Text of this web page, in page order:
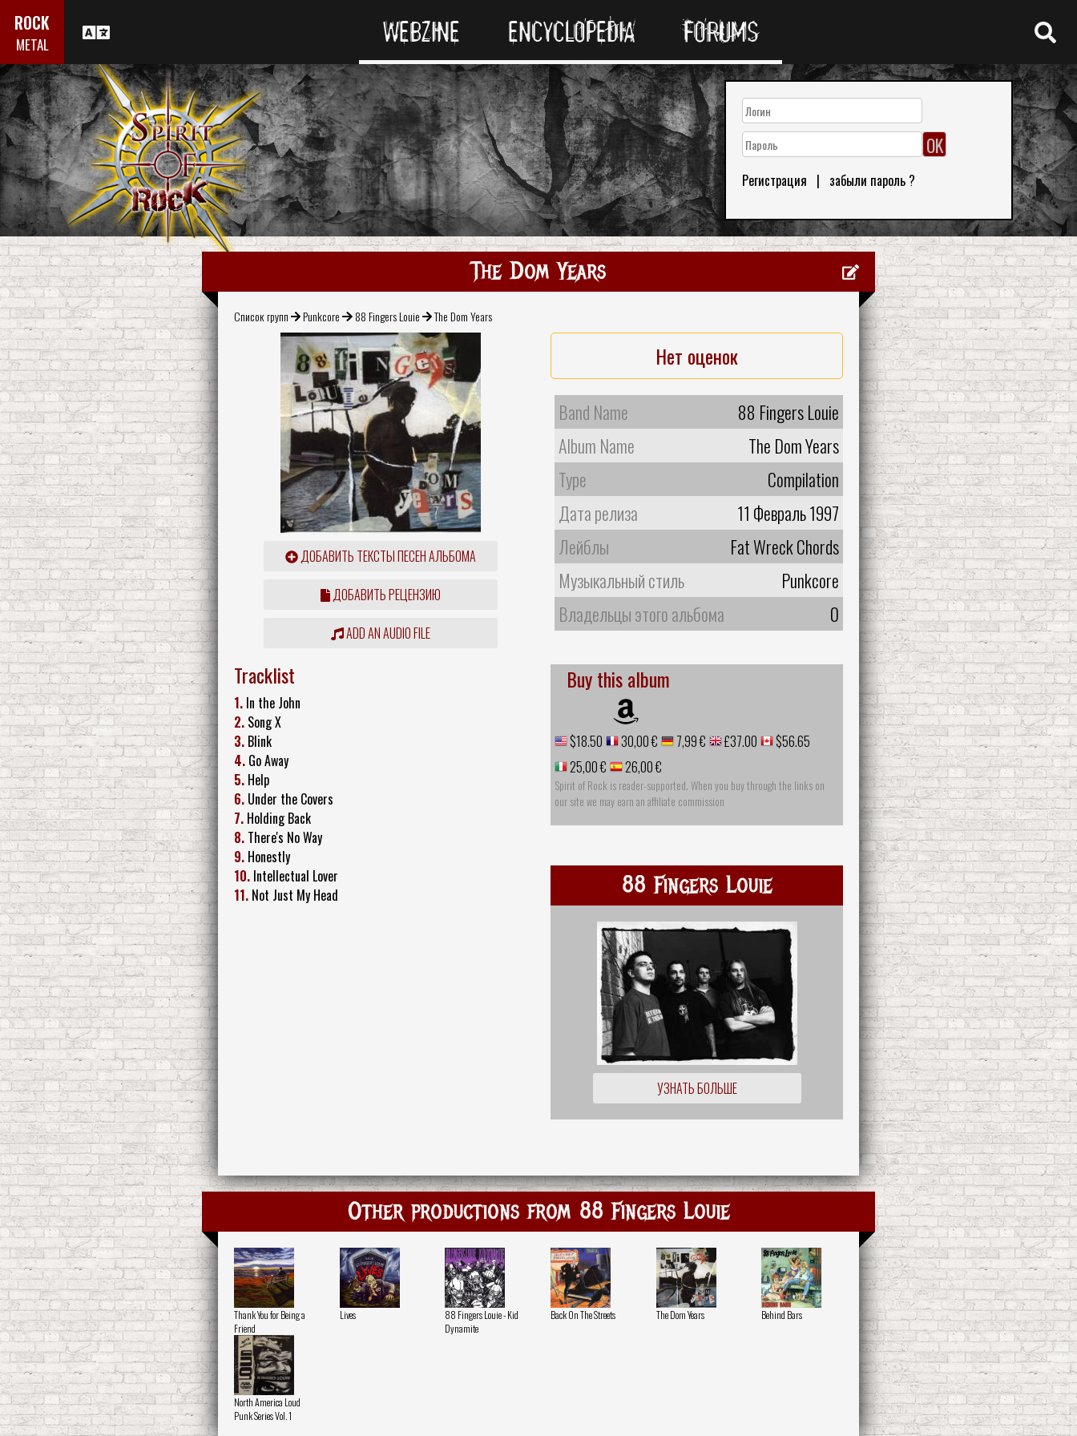
ROCK
METAL WEBZINE ENCYCLOPEDIA FORUMS
Регистрация | забыли пароль ?
The Dom Years
Список групп Punkcore 88 Fingers Louie The Dom Years
ДОБАВИТЬ ТЕКСТЫ ПЕСЕН АЛЬБОМА
ДОБАВИТЬ РЕЦЕНЗИЮ
ADD AN AUDIO FILE
Нет оценок
Band Name
88 Fingers Louie
Album Name
The Dom Years
Type
Compilation
Дата релиза
11 Февраль 1997
Лейблы
Fat Wreck Chords
Музыкальный стиль
Punkcore
Владельцы этого альбома
0
Tracklist
1. In the John
2. Song X
3. Blink
4. Go Away
5. Help
6. Under the Covers
7. Holding Back
8. There's No Way
9. Honestly
10. Intellectual Lover
11. Not Just My Head
Buy this album
$18.50 30,00 € 7,99 € £37.00
$56.65
25,00 €
26,00 €
Spirit of Rock is reader-supported. When you buy through the links on
our site we may earn an affiliate commission
88 Fingers Louie
УЗНАТЬ БОЛЬШЕ
Other productions from 88 Fingers Louie
Thank You for Being a
Friend
Lives
88 Fingers Louie - Kid
Dynamite
Back On The Streets The Dom Years Behind Bars
North America Loud
Punk Series Vol. 1